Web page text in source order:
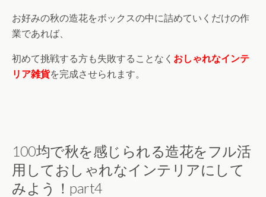
お好みの秋の造花をボックスの中に詰めていくだけの作
業であれば、
初めて挑戦する方も失敗することなく おしゃれなインテ
リア雑貨を完成させられます。
100均で秋を感じられる造花をフル活
用しておしゃれなインテリアにして
みよう！part4